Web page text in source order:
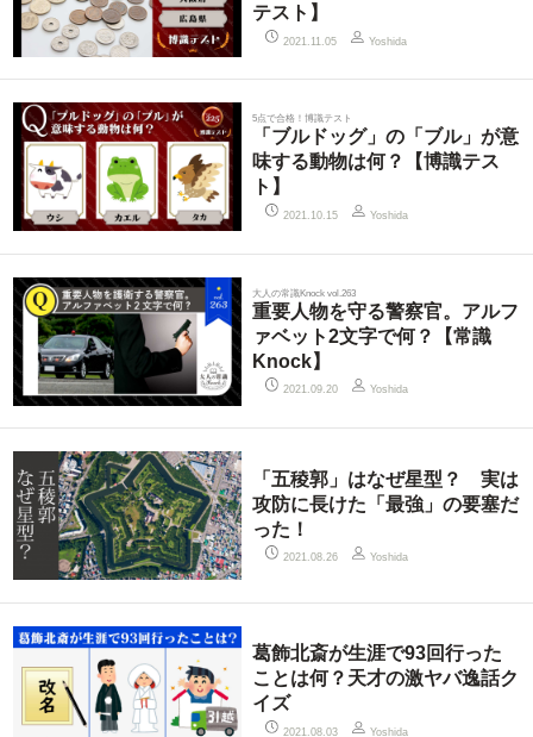
テスト】
2021.11.05 Yoshida
5点で合格！博識テスト
「ブルドッグ」の「ブル」が意
味する動物は何？【博識テス
ト】
2021.10.15 Yoshida
大人の常識Knock vol.263
重要人物を守る警察官。アルフ
ァベット2文字で何？【常識
Knock】
2021.09.20 Yoshida
「五稜郭」はなぜ星型？ 実は
攻防に長けた「最強」の要塞だ
った！
2021.08.26 Yoshida
葛飾北斎が生涯で93回行った
ことは何？天才の激ヤバ逸話ク
イズ
2021.08.03 Yoshida